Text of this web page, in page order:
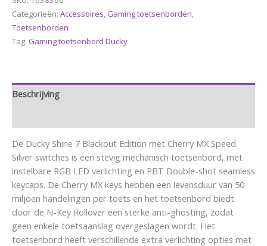
Categorieën: Accessoires, Gaming toetsenborden,
Toetsenborden
Tag: Gaming toetsenbord Ducky
Beschrijving
De Ducky Shine 7 Blackout Edition met Cherry MX Speed
Silver switches is een stevig mechanisch toetsenbord, met
instelbare RGB LED verlichting en PBT Double-shot seamless
keycaps. De Cherry MX keys hebben een levensduur van 50
miljoen handelingen per toets en het toetsenbord biedt
door de N-Key Rollover een sterke anti-ghosting, zodat
geen enkele toetsaanslag overgeslagen wordt. Het
toetsenbord heeft verschillende extra verlichting opties met